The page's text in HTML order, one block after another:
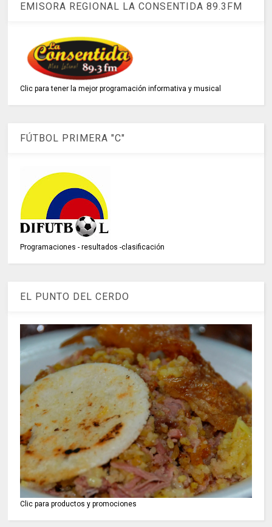
EMISORA REGIONAL LA CONSENTIDA 89.3FM
Clic para tener la mejor programación informativa y musical
FÚTBOL PRIMERA "C"
Programaciones - resultados -clasificación
EL PUNTO DEL CERDO
Clic para productos y promociones